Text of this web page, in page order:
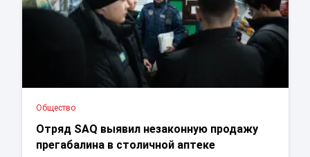
Общество
Отряд SAQ выявил незаконную продажу
прегабалина в столичной аптеке